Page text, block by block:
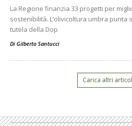
La Regione finanzia 33 progetti per
sostenibilità. L’olivicoltura umbra punta
tutela della Dop
Di Gilberto Santucci
Carica altri